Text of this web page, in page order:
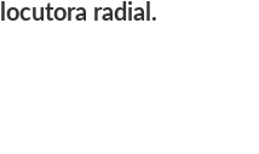
radial.